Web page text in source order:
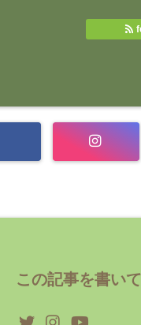
この記事を書い